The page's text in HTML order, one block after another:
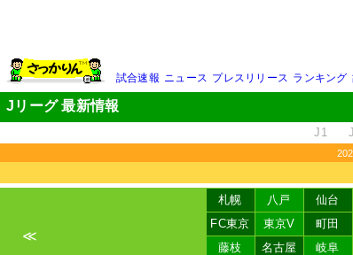
試合速報 ニュース プレスリリース ランキング
Jリーグ 最新情報
J1
≪
札幌 八戸 仙台
FC東京
東京V 町田
藤枝
名古屋 岐阜